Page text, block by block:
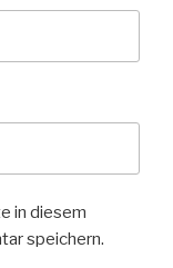
in diesem
speichern.